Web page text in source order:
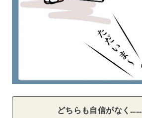
どちらも自信がなく……